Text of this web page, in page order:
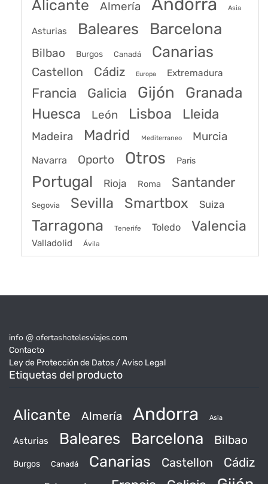
Alicante Almería Andorra Asia
Asturias Baleares Barcelona
Bilbao Burgos Canadá Canarias
Castellon Cádiz Europa Extremadura
Francia Galicia Gijón Granada
Huesca León Lisboa Lleida
Madeira Madrid Mediterraneo Murcia
Navarra Oporto Otros Paris
Portugal Rioja Roma Santander
Segovia Sevilla Smartbox Suiza
Tarragona Tenerife Toledo Valencia
Valladolid Ávila
info @ ofertashotelesviajes.com
Contacto
Ley de Protección de Datos / Aviso Legal
Etiquetas del producto
Alicante Almería Andorra Asia
Asturias Baleares Barcelona Bilbao
Burgos Canadá Canarias Castellon Cádiz